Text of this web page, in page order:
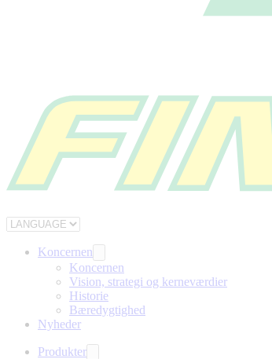
Koncernen
Koncernen
Vision, strategi og kerneværdier
Historie
Bæredygtighed
Nyheder
Produkter